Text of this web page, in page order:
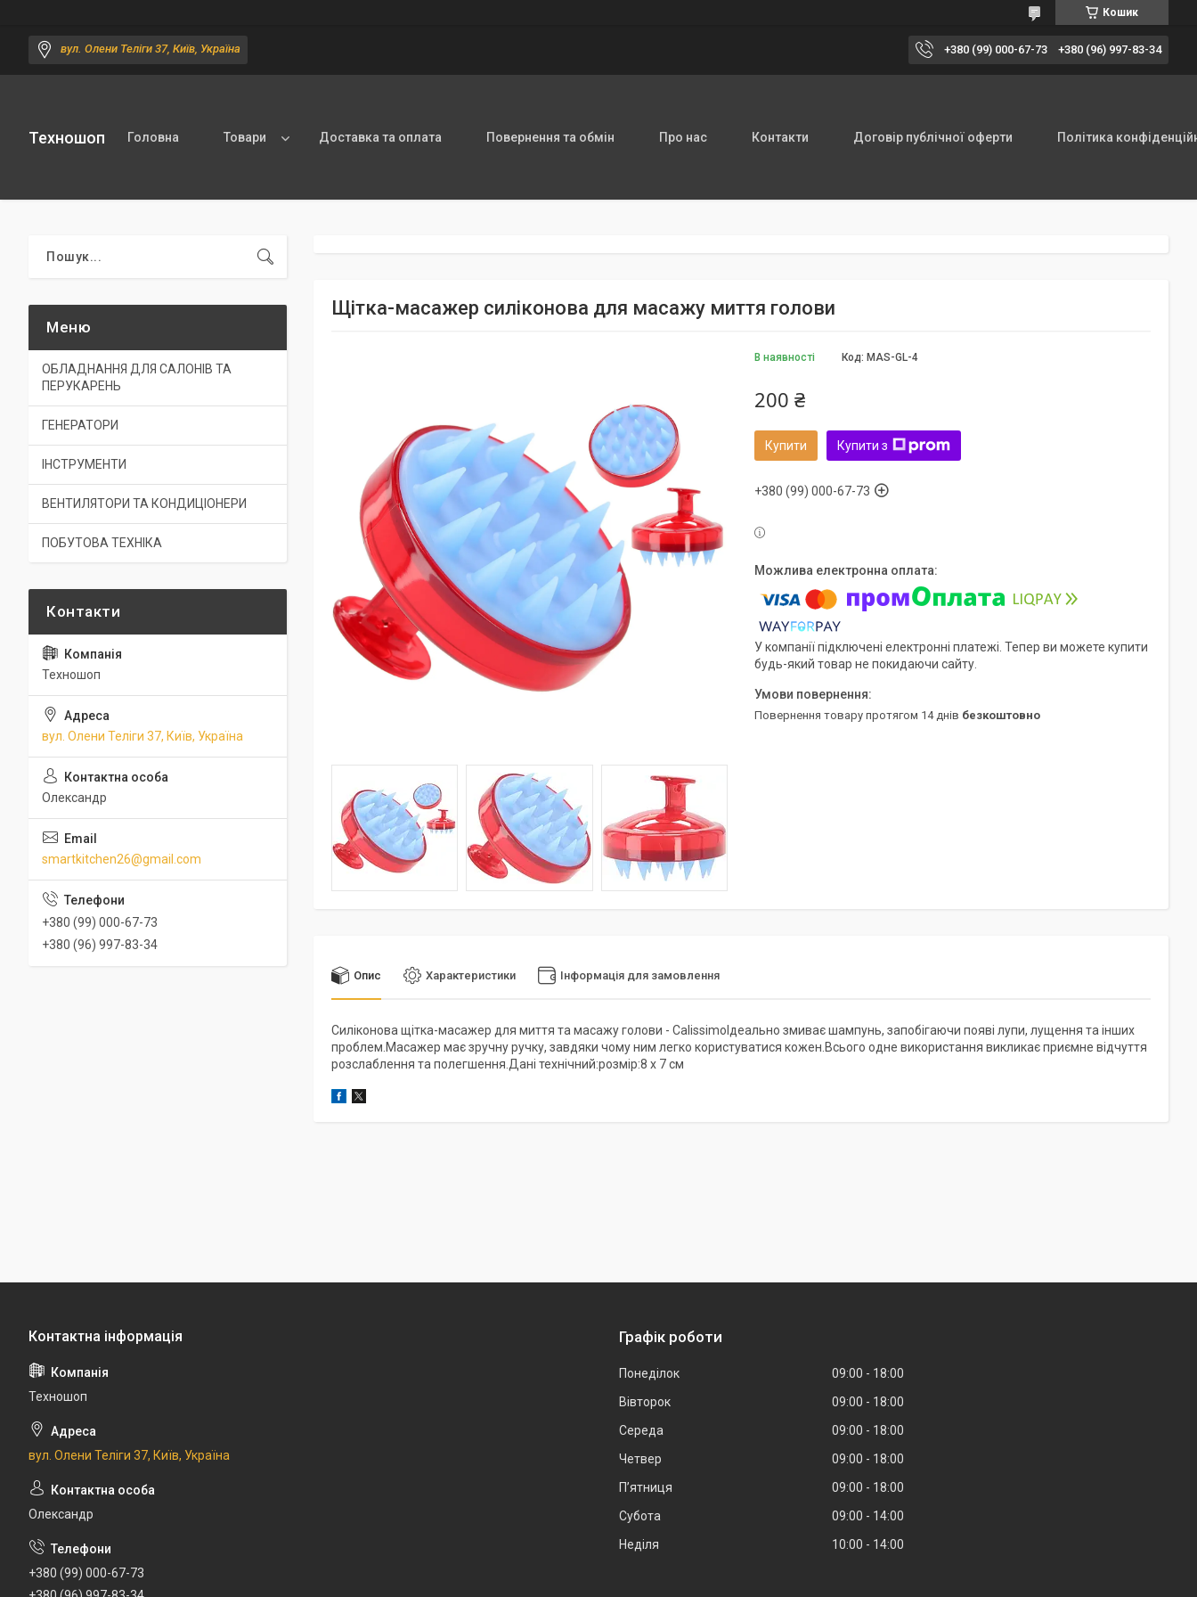
Кошик
вул. Олени Теліги 37, Київ, Україна +380 (99) 000-67-73 +380 (96) 997-83-34
Техношоп Головна Товари Доставка та оплата Повернення та обмін Про нас Контакти Договір публічної оферти Політика
Щітка-масажер силіконова для масажу миття голови
В наявності Код: MAS-GL-4
200 ₴
Купити Купити з
+380 (99) 000-67-73
У компанії підключені електронні платежі. Тепер ви можете купити
будь-який товар не покидаючи сайту.
повернення товару протягом 14 днів безкоштовно
Опис Характеристики Інформація для замовлення
Силіконова щітка-масажер для миття та масажу голови - CalissimoІдеально змиває шампунь, запобігаючи появі лупи, лущення та інших
проблем.Масажер має зручну ручку, завдяки чому ним легко користуватися кожен.Всього одне використання викликає приємне відчуття
розслаблення та полегшення.Дані технічний:розмір:8 x 7 см
ОБЛАДНАННЯ ДЛЯ САЛОНІВ ТА
ПЕРУКАРЕНЬ
ГЕНЕРАТОРИ
ІНСТРУМЕНТИ
ВЕНТИЛЯТОРИ ТА КОНДИЦІОНЕРИ
ПОБУТОВА ТЕХНІКА
Техношоп
вул. Олени Теліги 37, Київ, Україна
Олександр
smartkitchen26@gmail.com
+380 (99) 000-67-73
+380 (96) 997-83-34
Техношоп
вул. Олени Теліги 37, Київ, Україна
Олександр
+380 (99) 000-67-73
Графік роботи
Понеділок 09:00
18:00
Вівторок
09:00
18:00
Середа
09:00
18:00
Четвер
09:00
18:00
Пʼятниця
09:00
18:00
Субота
09:00
14:00
Неділя
10:00 14:00